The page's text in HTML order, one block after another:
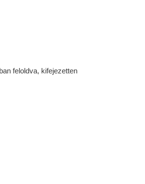
feloldva, kifejezetten